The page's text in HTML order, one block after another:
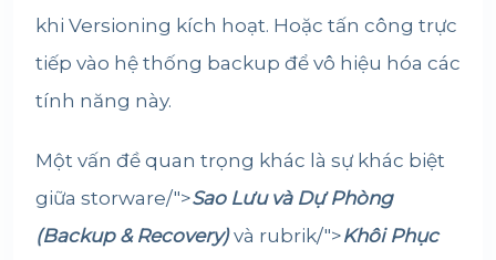
khi Versioning kích hoạt. Hoặc tấn công trực
tiếp vào hệ thống backup để vô hiệu hóa các
tính năng này.
Một vấn đề quan trọng khác là sự khác biệt
giữa storware/">Sao Lưu và Dự Phòng
(Backup & Recovery)và rubrik/">Khôi Phục